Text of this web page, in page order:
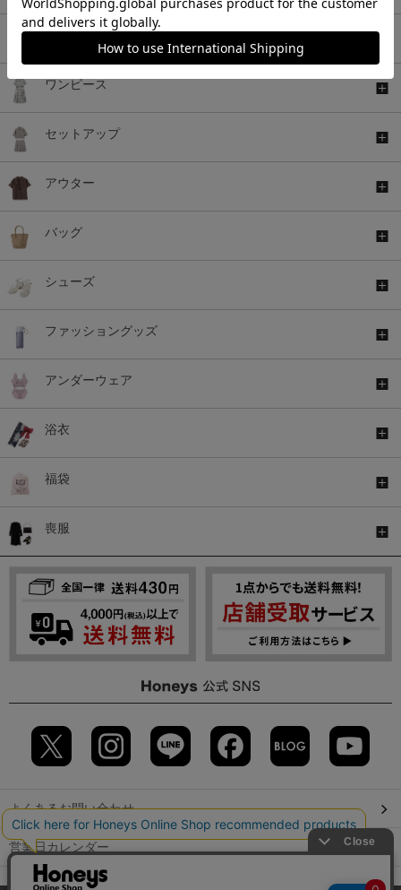
ボトムス
ワンピース
セットアップ
アウター
バッグ
シューズ
ファッショングッズ
アンダーウェア
浴衣
福袋
喪服
よくあるお問い合わせ
営業日カレンダー
店舗検索